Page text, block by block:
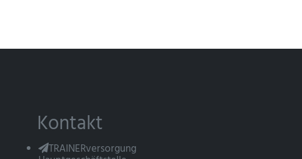
Kontakt
TRAINERversorgung